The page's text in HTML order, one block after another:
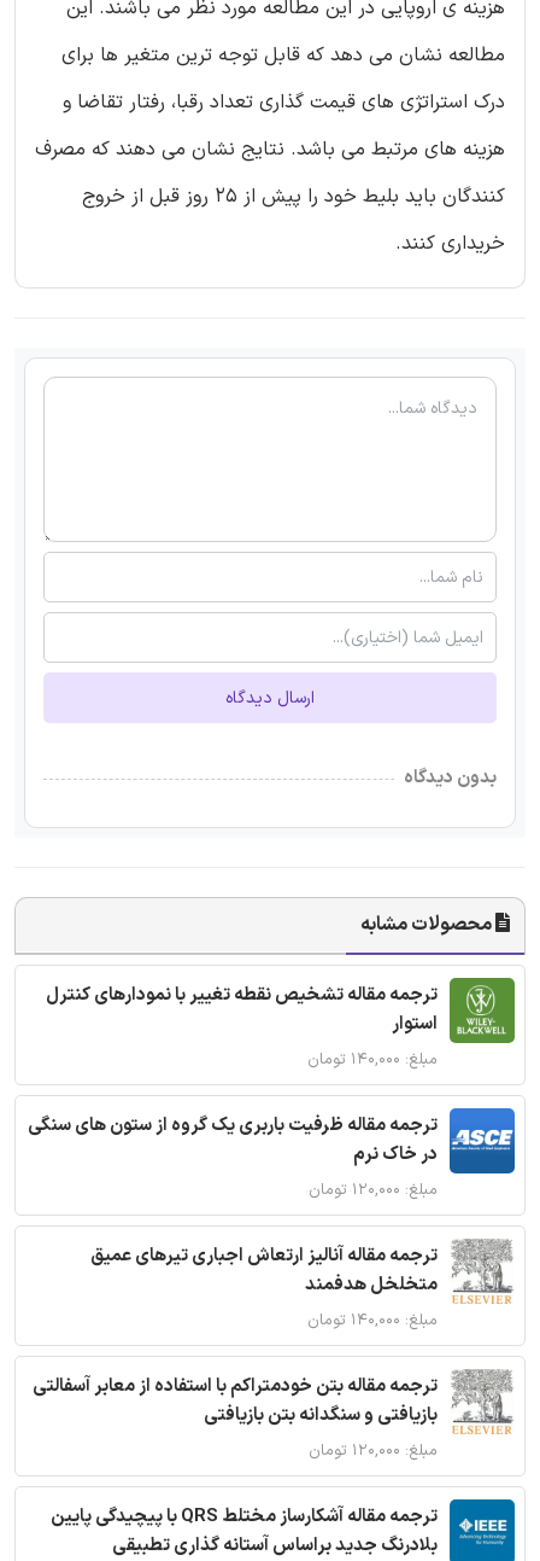
هزینه ی اروپایی در این مطالعه مورد نظر می باشند. این
مطالعه نشان می دهد که قابل توجه ترین متغیر ها برای
درک استراتژی های قیمت گذاری تعداد رقبا، رفتار تقاضا و
هزینه های مرتبط می باشد. نتایج نشان می دهند که مصرف
کنندگان باید بلیط خود را پیش از 25 روز قبل از خروج
خریداری کنند.
ارسال دیدگاه
بدون دیدگاه
محصولات مشابه
ترجمه مقاله تشخیص نقطه تغییر با نمودارهای کنترل
استوار
مبلغ: ۱۴۰,۰۰۰ تومان
ترجمه مقاله ظرفیت باربری یک گروه از ستون های سنگی
در خاک نرم
مبلغ: ۱۲۰,۰۰۰ تومان
ترجمه مقاله آنالیز ارتعاش اجباری تیرهای عمیق
متخلخل هدفمند
مبلغ: ۱۴۰,۰۰۰ تومان
ترجمه مقاله بتن خودمتراکم با استفاده از معابر آسفالتی
بازیافتی و سنگدانه بتن بازیافتی
مبلغ: ۱۲۰,۰۰۰ تومان
ترجمه مقاله آشکارساز مختلط QRS با پیچیدگی پایین
بلادرنگ جدید براساس آستانه گذاری تطبیقی